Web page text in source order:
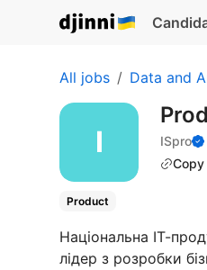
All jobs Data and
ISpro
Copy
Product
Національна ІТ-
лідер з розробки